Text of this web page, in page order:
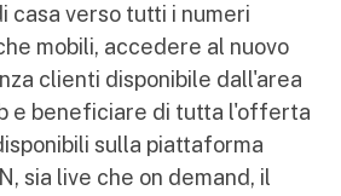
casa verso tutti i numeri
mobili, accedere al nuovo
clienti disponibile dall'area
e beneficiare di tutta l'offerta
sulla piattaforma
sia live che on demand, il